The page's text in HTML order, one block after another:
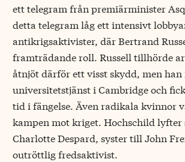
ett telegram från premiärminister
detta telegram låg ett intensivt
antikrigsaktivister, där Bertrand
framträdande roll. Russell tillhörde
åtnjöt därför ett visst skydd, men
universitetstjänst i Cambridge och
tid i fängelse. Även radikala kvinnor
kampen mot kriget. Hochschild
Charlotte Despard, syster till John
outröttlig fredsaktivist.